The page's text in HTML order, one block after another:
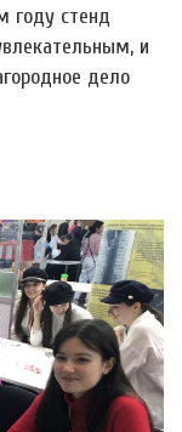
году стенд
и
дело